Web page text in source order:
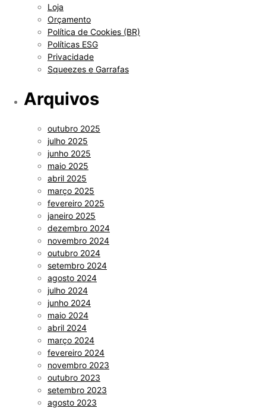
Loja
Orçamento
Política de Cookies (BR)
Políticas ESG
Privacidade
Squeezes e Garrafas
Arquivos
outubro 2025
julho 2025
junho 2025
maio 2025
abril 2025
março 2025
fevereiro 2025
janeiro 2025
dezembro 2024
novembro 2024
outubro 2024
setembro 2024
agosto 2024
julho 2024
junho 2024
maio 2024
abril 2024
março 2024
fevereiro 2024
novembro 2023
outubro 2023
setembro 2023
agosto 2023